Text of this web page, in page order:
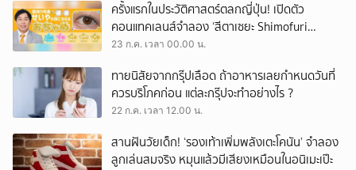
ครั้งแรกในประวัติศาสตร์ตลกญี่ปุ่น! เปิดตัว
คอนแทคเลนส์จำลอง ‘สีตาเซยะ Shimofuri
Myojo’ หลังโซเชียลแห่ชมตาสวยเกินไป
23 ก.ค. เวลา 00.00 น.
ทายนิสัยจากกรุ๊ปเลือด ถ้าอาหารเลยกำหนดวันที่
ควรบริโภคก่อน แต่ละกรุ๊ปจะทำอย่างไร ?
22 ก.ค. เวลา 12.00 น.
สานฝันวัยเด็ก! ‘รองเท้าเพิ่มพลังเตะโคนัน’ จำลอง
ลูกเล่นสมจริง หมุนแล้วมีเสียงเหมือนในอนิเมะเป๊ะ